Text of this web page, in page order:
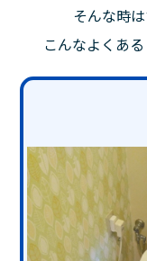
そんな時
こんなよくあ